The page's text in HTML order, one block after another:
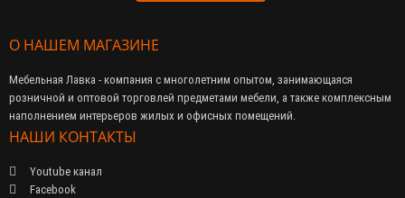
О НАШЕМ МАГАЗИНЕ
Мебельная Лавка - компания с многолетним опытом, занимающаяся
розничной и оптовой торговлей предметами мебели, а также комплексным
наполнением интерьеров жилых и офисных помещений.
НАШИ КОНТАКТЫ
Youtube канал
Facebook